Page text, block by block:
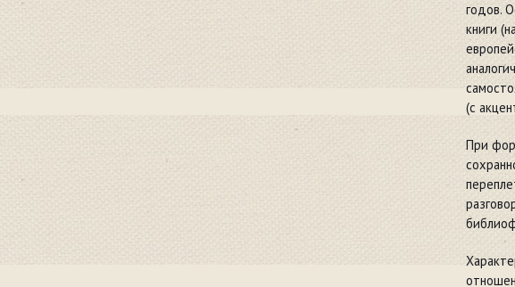
годов.
книги
(с
При